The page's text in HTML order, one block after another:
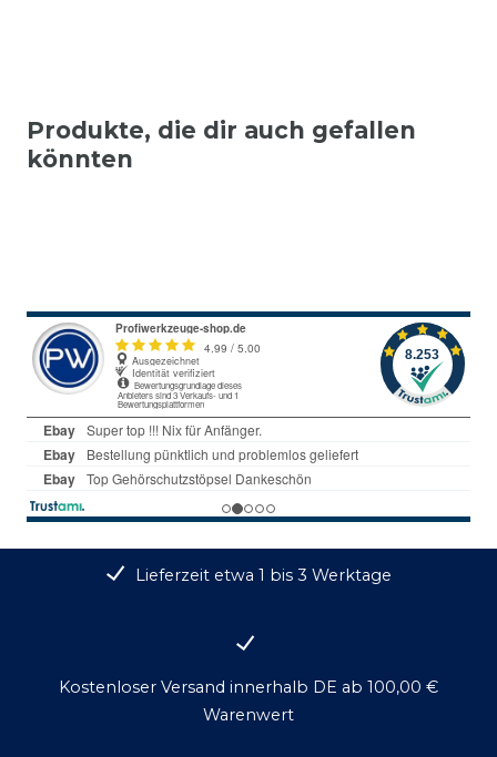
Produkte, die dir auch gefallen
könnten
Lieferzeit etwa 1 bis 3 Werktage
Kostenloser Versand innerhalb DE ab 100,00 €
Warenwert